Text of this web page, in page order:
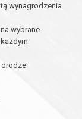
wynagrodzenia
wybrane
drodze